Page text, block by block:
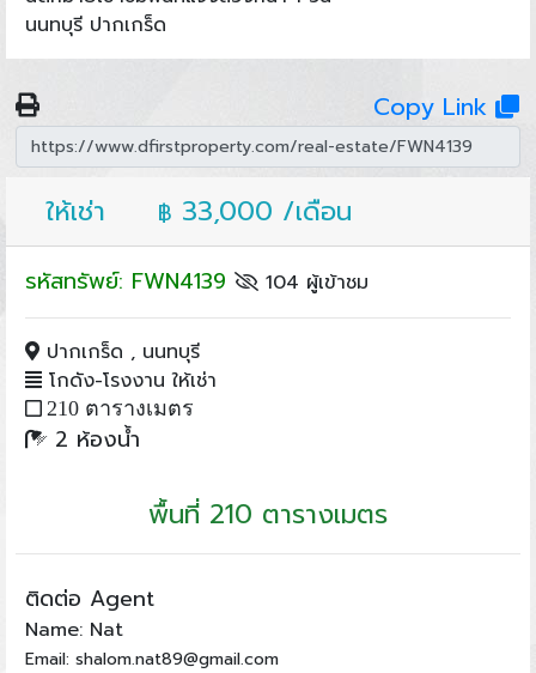
นนทบุรี ปากเกร็ด
Copy Link
ให้เช่า ฿ 33,000 /เดือน
รหัสทรัพย์: FWN4139 104 ผู้เข้าชม
ปากเกร็ด , นนทบุรี
โกดัง-โรงงาน ให้เช่า
210 ตารางเมตร
2 ห้องน้ำ
พื้นที่ 210 ตารางเมตร
ติดต่อ Agent
Name: Nat
Email: shalom.nat89@gmail.com